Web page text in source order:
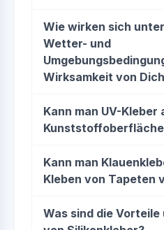
Wie wirken sich
Wetter- und
Wirksamkeit von
Kann man UV-Kleber
Kann man
Kleben von Tapeten
Was sind die